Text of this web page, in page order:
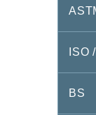
ISO
BS